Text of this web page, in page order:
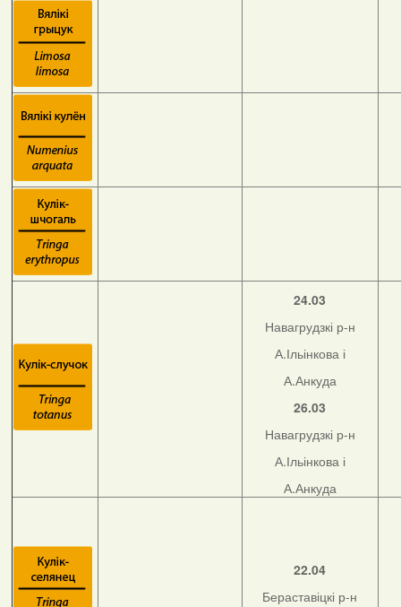
24.03
Навагрудзкі р-н
А.Ільінкова і
А.Анкуда
26.03
Навагрудзкі р-н
А.Ільінкова і
А.Анкуда
22.04
Бераставіцкі р-н